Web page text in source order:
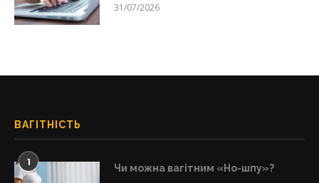
31/07/2026
ВАГІТНІСТЬ
1 Чи можна вагітним «Но-шпу»?